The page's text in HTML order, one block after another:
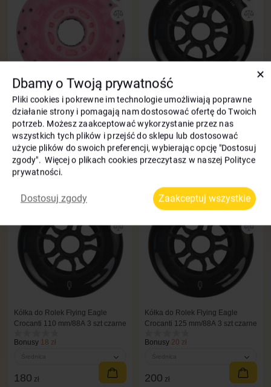
Świecące koła do rolek Flying
Eagel Lazerwheelz+sparks 80
mm/88A 4 szt różowy
Bonusy 5 zł
130
-23%
100zł
Kółka do Rolek Flying Eagle
Crocanti 100 mm/88A 3 szt czarne
Bonusy 16 zł
Średnica
160 zł
Kółka do Rolek Flying Eagle
Crocanti 110 mm/88A 3 szt czarne
Bonusy 18 zł
180 zł
Kod: 2714
Kółka do Rolek Flying Eagle
Crocanti 125 mm/88A 3 szt czarne
Bonusy 20 zł
200 zł
✕
Dbamy o Twoją prywatność
Pliki cookies i pokrewne im technologie umożliwiają poprawne
działanie strony i pomagają nam dostosować ofertę do Twoich
potrzeb. Możesz zaakceptować wykorzystanie przez nas
wszystkich tych plików i przejść do sklepu lub dostosować
użycie plików do swoich preferencji, wybierając opcję "Dostosuj
zgody". Więcej o plikach cookies przeczytasz w naszej Polityce
prywatności.
Dostosuj zgody Zaakceptuj wszystkie